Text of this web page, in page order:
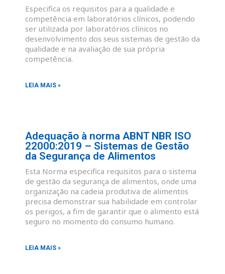
Especifica os requisitos para a qualidade e
competência em laboratórios clínicos, podendo
ser utilizada por laboratórios clínicos no
desenvolvimento dos seus sistemas de gestão da
qualidade e na avaliação de sua própria
competência.
LEIA MAIS »
Adequação à norma ABNT NBR ISO
22000:2019 – Sistemas de Gestão
da Segurança de Alimentos
Esta Norma especifica requisitos para o sistema
de gestão da segurança de alimentos, onde uma
organização na cadeia produtiva de alimentos
precisa demonstrar sua habilidade em controlar
os perigos, a fim de garantir que o alimento está
seguro no momento do consumo humano.
LEIA MAIS »